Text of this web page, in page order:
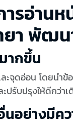
รอ่าน
า พัฒน
ากขึ้น
ะจุดอ่อน โดยนำ
ปรับปรุงให้ดีกว่าเ
อย่างมีค